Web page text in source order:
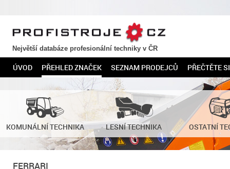
PROFISTROJE.CZ
Největší databáze profesionální techniky v ČR
ÚVOD PŘEHLED ZNAČEK SEZNAM PRODEJCŮ PŘEČTĚTE SI
KOMUNÁLNÍ TECHNIKA LESNÍ TECHNIKA OSTATNÍ
FERRARI